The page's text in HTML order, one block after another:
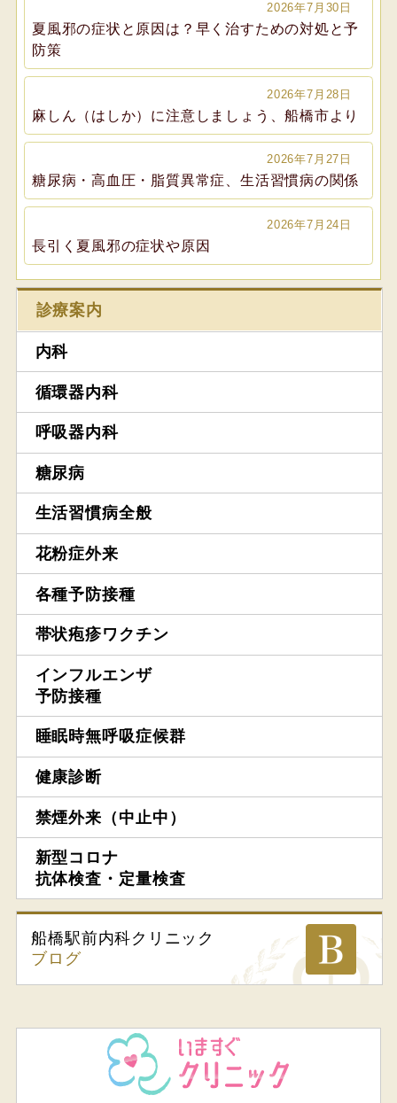
2026年7月30日
夏風邪の症状と原因は？早く治すための対処と予
防策
2026年7月28日
麻しん（はしか）に注意しましょう、船橋市より
2026年7月27日
糖尿病・高血圧・脂質異常症、生活習慣病の関係
2026年7月24日
長引く夏風邪の症状や原因
診療案内
内科
循環器内科
呼吸器内科
糖尿病
生活習慣病全般
花粉症外来
各種予防接種
帯状疱疹ワクチン
インフルエンザ
予防接種
睡眠時無呼吸症候群
健康診断
禁煙外来（中止中）
新型コロナ
抗体検査・定量検査
船橋駅前内科クリニック
ブログ